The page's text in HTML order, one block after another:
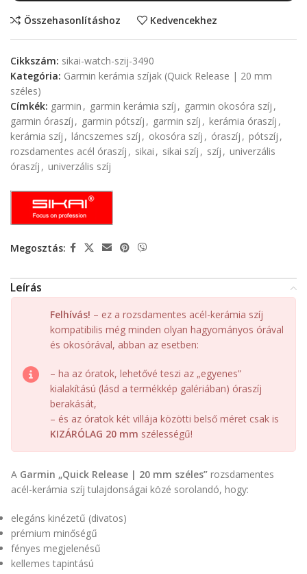
Összehasonlításhoz Kedvencekhez
Cikkszám: sikai-watch-szij-3490
Kategória: Garmin kerámia szíjak (Quick Release | 20 mm
széles)
Címkék: garmin , garmin kerámia szíj , garmin okosóra szíj ,
garmin óraszíj , garmin pótszíj , garmin szíj , kerámia óraszíj ,
kerámia szíj , láncszemes szíj , okosóra szíj , óraszíj , pótszíj ,
rozsdamentes acél óraszíj , sikai , sikai szíj , szíj , univerzális
óraszíj , univerzális szíj
Megosztás:
Leírás
Felhívás! – ez a rozsdamentes acél-kerámia szíj
kompatibilis még minden olyan hagyományos órával
és okosórával, abban az esetben:
– ha az óratok, lehetővé teszi az „egyenes”
kialakítású (lásd a termékkép galériában) óraszíj
berakását,
– és az óratok két villája közötti belső méret csak is
KIZÁRÓLAG 20 mm szélességű!
A Garmin „Quick Release | 20 mm széles” rozsdamentes
acél-kerámia szíj tulajdonságai közé sorolandó, hogy:
elegáns kinézetű (divatos)
prémium minőségű
fényes megjelenésű
kellemes tapintású